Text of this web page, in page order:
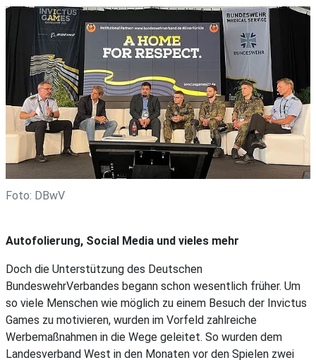
Foto: DBwV
Autofolierung, Social Media und vieles mehr
Doch die Unterstützung des Deutschen
BundeswehrVerbandes begann schon wesentlich früher. Um
so viele Menschen wie möglich zu einem Besuch der Invictus
Games zu motivieren, wurden im Vorfeld zahlreiche
Werbemaßnahmen in die Wege geleitet. So wurden dem
Landesverband West in den Monaten vor den Spielen zwei